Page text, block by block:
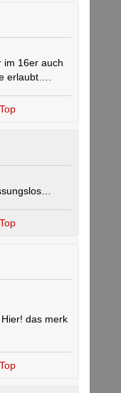
im 16er auch
erlaubt….
das merk